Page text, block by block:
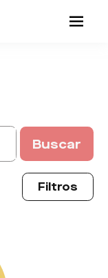
Buscar
Filtros